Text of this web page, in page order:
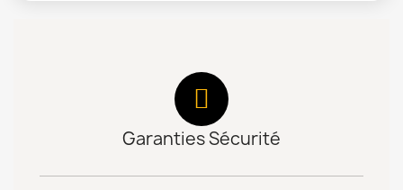
Garanties Sécurité